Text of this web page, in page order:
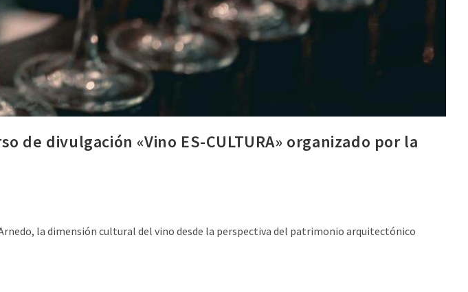
de divulgación «Vino ES-CULTURA» organizado por la
Arnedo, la dimensión cultural del vino desde la perspectiva del patrimonio arquitectónico